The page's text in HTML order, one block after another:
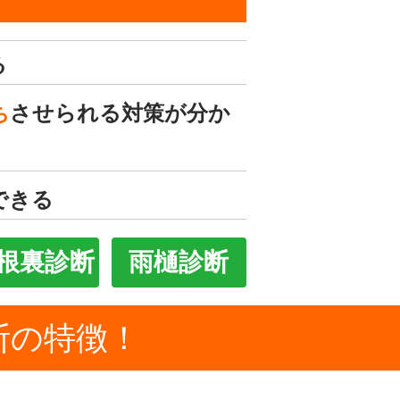
させられる対策が分か
きる
裏診断 雨樋診断
特徴！